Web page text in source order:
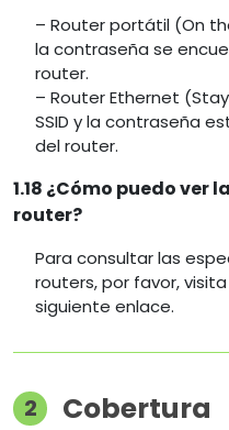
– Router portátil (On
la contraseña se
router.
– Router Ethernet
SSID y la contraseña
del router.
1.18 ¿Cómo puedo ver
router?
Para consultar las
routers, por favor,
siguiente enlace.
2 Cobertura